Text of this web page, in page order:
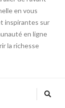
en vous
inspirantes sur
en ligne
la richesse